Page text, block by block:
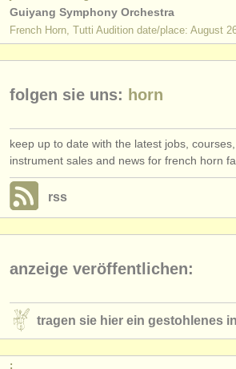
Guiyang Symphony Orchestra
French Horn, Tutti Audition date/place: August
folgen sie uns: horn
keep up to date with the latest jobs,
instrument sales and news for french horn
rss
anzeige veröffentlichen:
tragen sie hier ein gestohlenes
: